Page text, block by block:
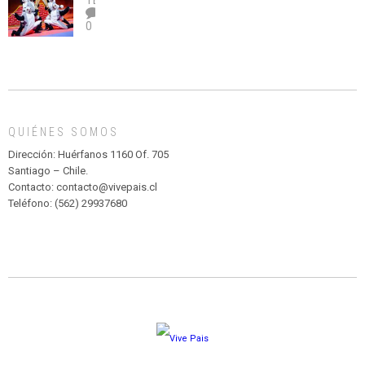
el
abuso”
TEATRO
Y
MADAGASCAR
PARQUE
HURATDO
0
QUIÉNES SOMOS
Dirección: Huérfanos 1160 Of. 705
Santiago – Chile.
Contacto: contacto@vivepais.cl
Teléfono: (562) 29937680